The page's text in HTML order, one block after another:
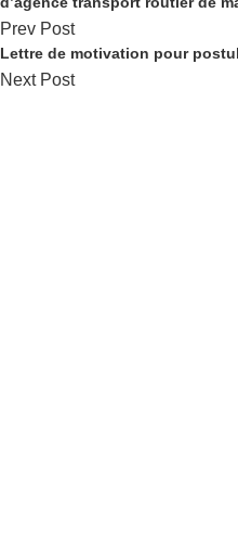
Prev Post
Lettre de motivation pour
Next Post